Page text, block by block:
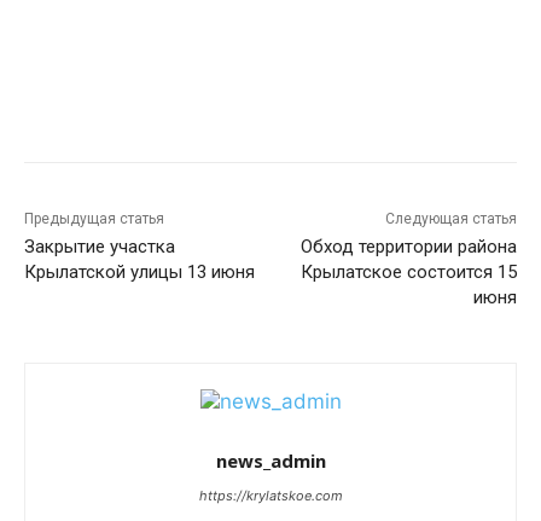
Предыдущая статья
Закрытие участка
Крылатской улицы 13 июня
Следующая статья
Обход территории района
Крылатское состоится 15
июня
news_admin
https://krylatskoe.com